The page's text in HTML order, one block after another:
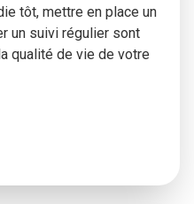
tôt, mettre en place un
un suivi régulier sont
qualité de vie de votre